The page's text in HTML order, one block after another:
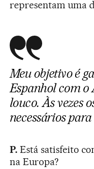
representam uma
Meu objetivo é
Espanhol com o
louco. Às vezes
necessários
P.Está satisfeito
na Europa?